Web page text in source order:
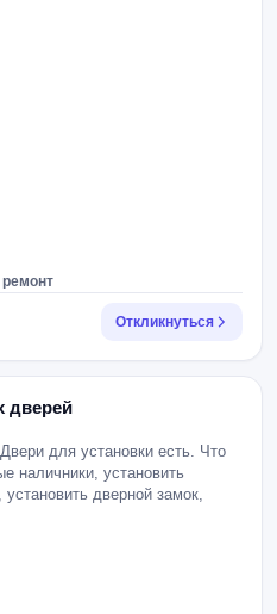
ремонт
Откликнуться
дверей
для установки есть. Что
наличники, установить
дверной замок,